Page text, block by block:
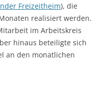
Freizeitheim), die
realisiert werden.
im Arbeitskreis
hinaus beteiligte sich
an den monatlichen